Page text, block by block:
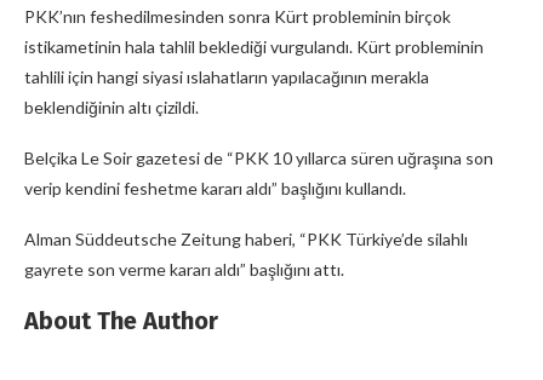
PKK’nın feshedilmesinden sonra Kürt probleminin birçok
istikametinin hala tahlil beklediği vurgulandı. Kürt probleminin
tahlili için hangi siyasi ıslahatların yapılacağının merakla
beklendiğinin altı çizildi.
Belçika Le Soir gazetesi de “PKK 10 yıllarca süren uğraşına son
verip kendini feshetme kararı aldı” başlığını kullandı.
Alman Süddeutsche Zeitung haberi, “PKK Türkiye’de silahlı
gayrete son verme kararı aldı” başlığını attı.
About The Author